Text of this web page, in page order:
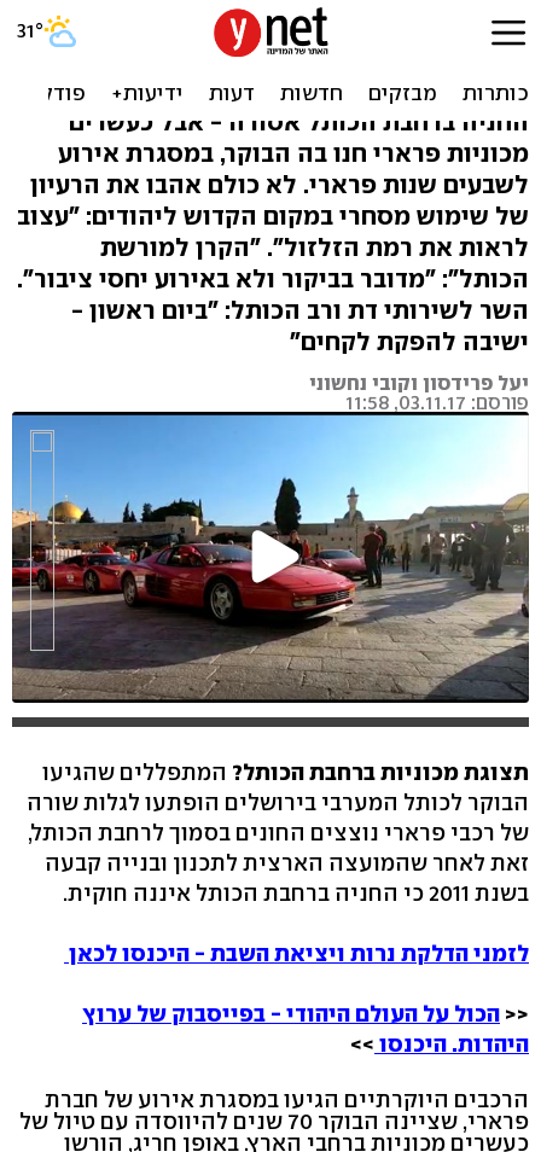
ביקורת חריפה: עשרים פרארי
- על רחבת הכותל
החניה ברחבת הכותל אסורה - אבל כעשרים
מכוניות פרארי חנו בה הבוקר, במסגרת אירוע
לשבעים שנות פרארי. לא כולם אהבו את הרעיון
של שימוש מסחרי במקום הקדוש ליהודים: "עצוב
לראות את רמת הזלזול". "הקרן למורשת
הכותל": "מדובר בביקור ולא באירוע יחסי ציבור".
השר לשירותי דת ורב הכותל: "ביום ראשון -
ישיבה להפקת לקחים"
יעל פרידסון וקובי נחשוני
פורסם: 03.11.17, 11:58
תצוגת מכוניות ברחבת הכותל? המתפללים שהגיעו
הבוקר לכותל המערבי בירושלים הופתעו לגלות שורה
של רכבי פרארי נוצצים החונים בסמוך לרחבת הכותל,
זאת לאחר שהמועצה הארצית לתכנון ובנייה קבעה
בשנת 2011 כי החניה ברחבת הכותל איננה חוקית.
לזמני הדלקת נרות ויציאת השבת - היכנסו לכאן
<< הכול על העולם היהודי - בפייסבוק של ערוץ
היהדות. היכנסו >>
הרכבים היוקרתיים הגיעו במסגרת אירוע של חברת
פרארי, שציינה הבוקר 70 שנים להיווסדה עם טיול של
כעשרים מכוניות ברחבי הארץ. באופן חריג, הורשו